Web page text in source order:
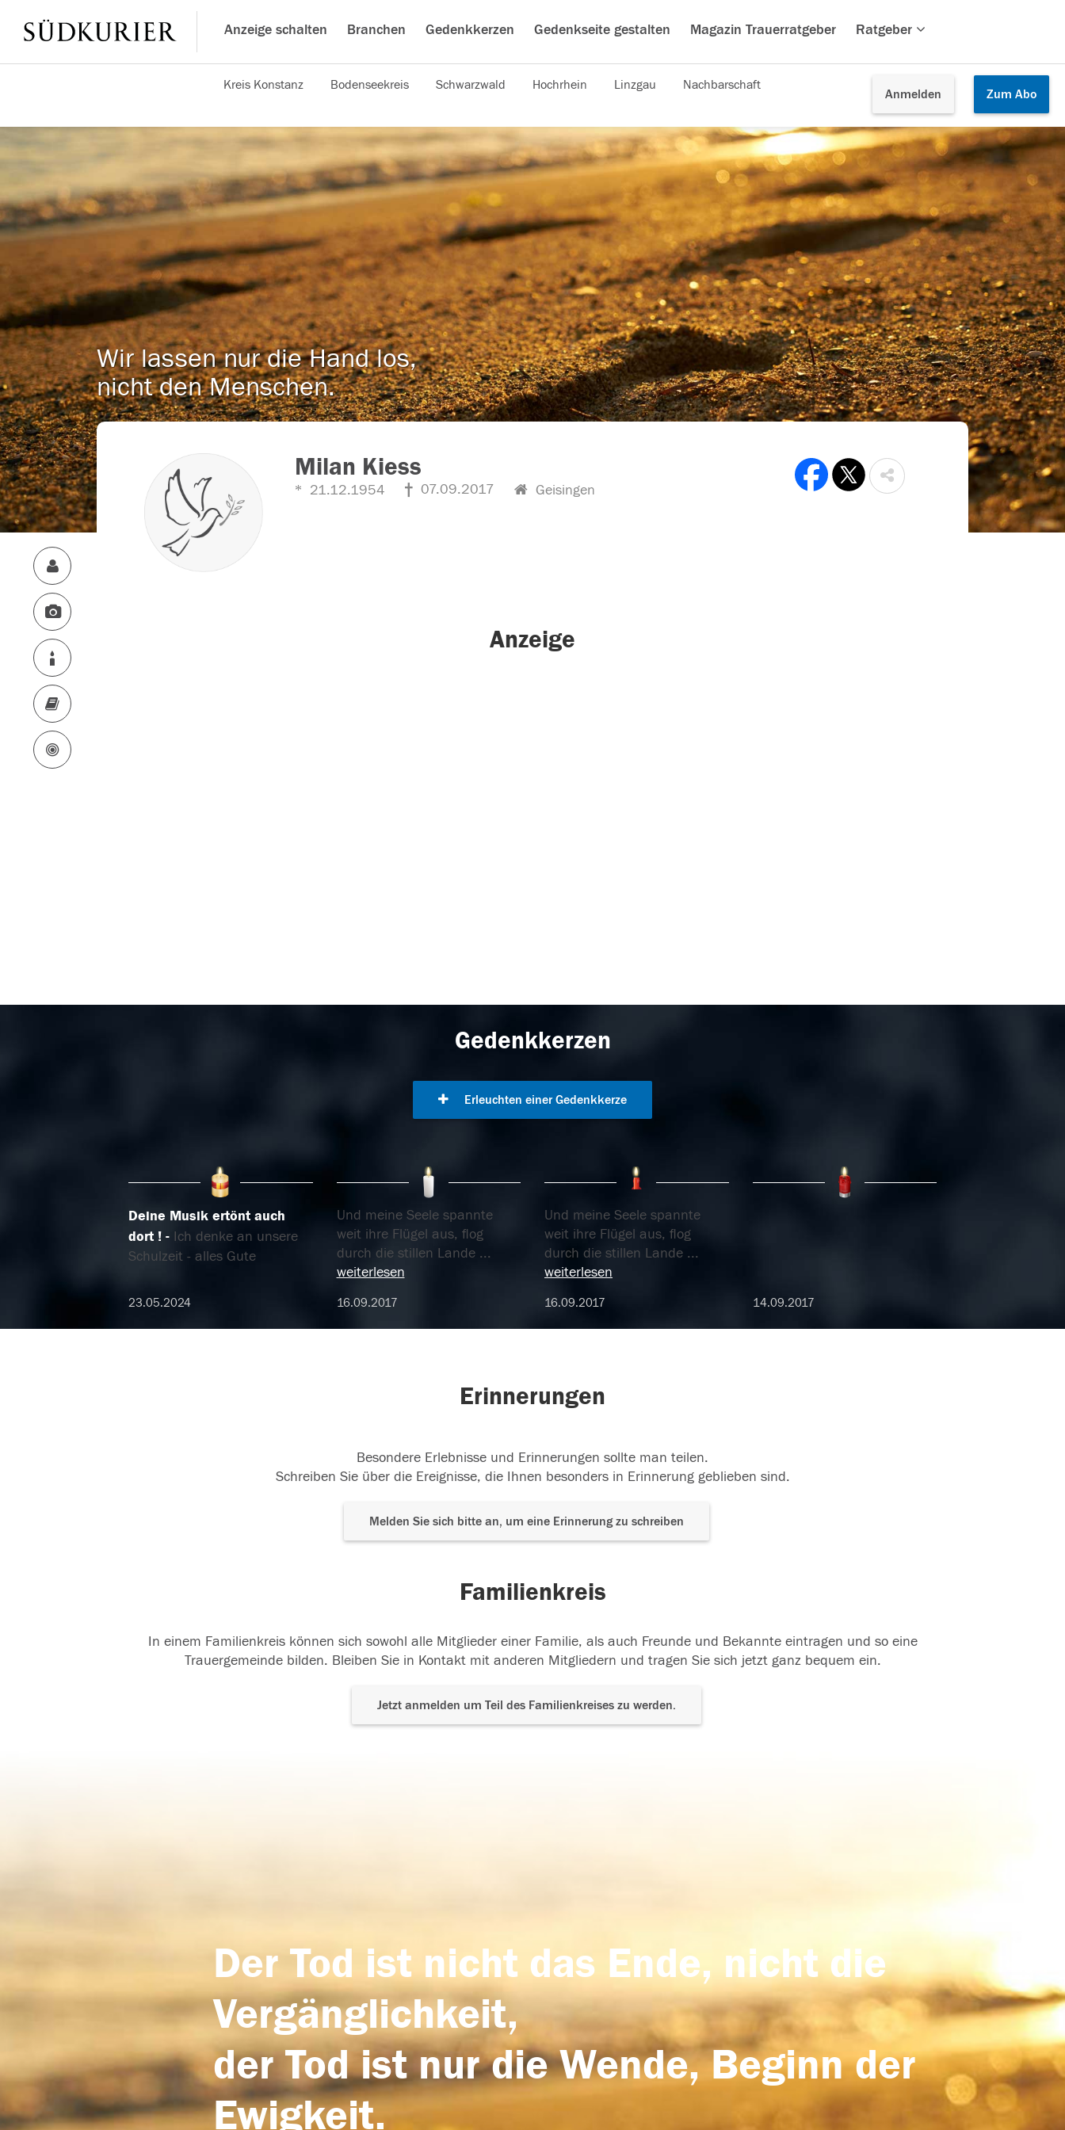
Anzeige schalten Branchen Gedenkkerzen Gedenkseite gestalten Magazin Trauerratgeber Ratgeber
Anmelden Zum Abo
Kreis Konstanz Bodenseekreis Schwarzwald Hochrhein Linzgau Nachbarschaft
Wir lassen nur die Hand los,
nicht den Menschen.
Milan Kiess
21.12.1954 07.09.2017 Geisingen
Anzeige
Gedenkkerzen
Erleuchten einer Gedenkkerze
Deine Musik ertönt auch
dort !
Ich denke an unsere
Schulzeit - alles Gute
23.05.2024
Und meine Seele spannte
weit ihre Flügel aus, flog
durch die stillen Lande ...
weiterlesen
16.09.2017
Und meine Seele spannte
weit ihre Flügel aus, flog
durch die stillen Lande ...
weiterlesen
16.09.2017 14.09.2017
Erinnerungen
Besondere Erlebnisse und Erinnerungen sollte man teilen.
Schreiben Sie über die Ereignisse, die Ihnen besonders in Erinnerung geblieben sind.
Melden Sie sich bitte an, um eine Erinnerung zu schreiben
Familienkreis
In einem Familienkreis können sich sowohl alle Mitglieder einer Familie, als auch Freunde und Bekannte eintragen und so eine
Trauergemeinde bilden. Bleiben Sie in Kontakt mit anderen Mitgliedern und tragen Sie sich jetzt ganz bequem ein.
Jetzt anmelden um Teil des Familienkreises zu werden.
Der Tod ist nicht das Ende, nicht die
Vergänglichkeit,
der Tod ist nur die Wende, Beginn der
Ewigkeit.